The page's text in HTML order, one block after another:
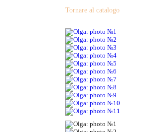
Tornare al catalogo